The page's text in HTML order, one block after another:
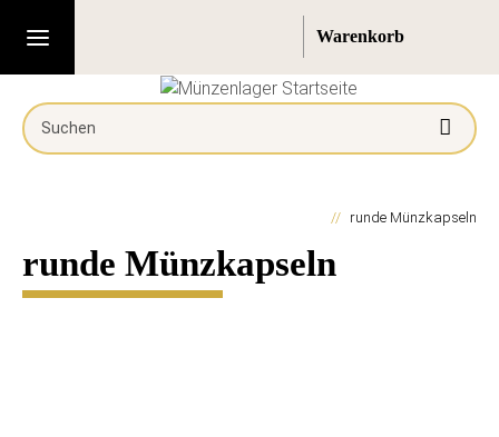
runde Münzkapseln
runde Münzkapseln